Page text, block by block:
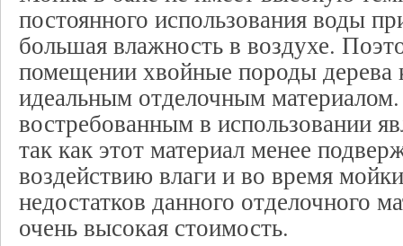
постоянного использования воды
большая влажность в воздухе.
помещении хвойные породы дерева
идеальным отделочным
востребованным в использовании
так как этот материал менее
воздействию влаги и во время
недостатков данного отделочного
очень высокая стоимость.